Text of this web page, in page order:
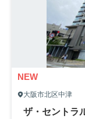
NEW
大阪市北区中津